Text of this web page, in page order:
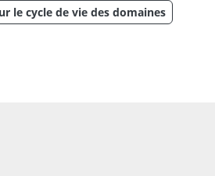
le cycle de vie des domaines